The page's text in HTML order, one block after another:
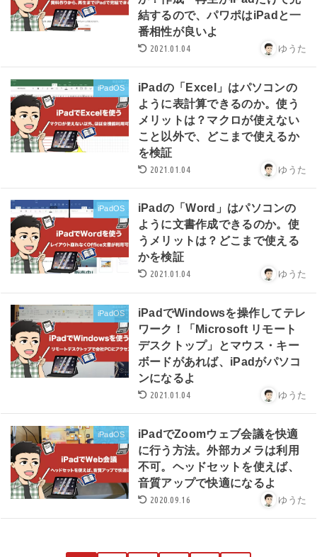
結するので、パワポはiPadと一
番相性が良いよ
2021.01.04 ゆうた
iPadOS
iPadの「Excel」はパソコンの
ように表計算できるのか。使う
メリットは？マクロが使えない
こと以外で、どこまで使えるか
を検証
2021.01.04 ゆうた
iPadOS
iPadの「Word」はパソコンの
ように文書作成できるのか。使
うメリットは？どこまで使える
かを検証
2021.01.04 ゆうた
iPadOS
iPadでWindowsを操作してテレ
ワーク！「Microsoft リモート
デスクトップ」とマウス・キー
ボードがあれば、iPadがパソコ
ンになるよ
2021.01.04 ゆうた
iPadOS
iPadでZoomウェブ会議を快適
に行う方法。外部カメラは利用
不可。ヘッドセットを使えば、
音質アップで快適になるよ
2020.09.16 ゆうた